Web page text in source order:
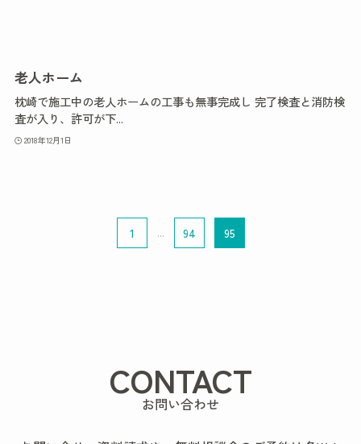
老人ホーム
枕崎で施工中の老人ホームの工事も無事完成し 完了検査と消防検
査が入り、許可が下...
2018年12月1日
1 ... 94 95
CONTACT
お問い合わせ